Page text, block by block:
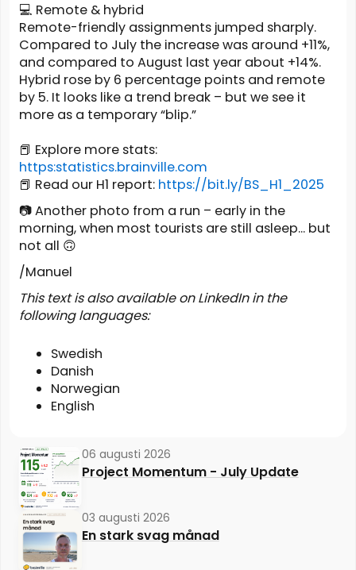
💻 Remote & hybrid
Remote-friendly assignments jumped sharply.
Compared to July the increase was around +11%,
and compared to August last year about +14%.
Hybrid rose by 6 percentage points and remote
by 5. It looks like a trend break – but we see it
more as a temporary “blip.”
📕 Explore more stats:
https:statistics.brainville.com
📕 Read our H1 report: https://bit.ly/BS_H1_2025
📷 Another photo from a run – early in the
morning, when most tourists are still asleep... but
not all 🙃
/Manuel
This text is also available on LinkedIn in the
following languages:
Swedish
Danish
Norwegian
English
06 augusti 2026
Project Momentum - July Update
03 augusti 2026
En stark svag månad